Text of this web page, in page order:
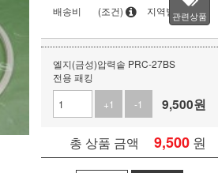
배송비
(조건) 지역별관련상품
엘지(금성)압력솥 PRC-27BS
전용 패킹
+1
-1 9,500원
총 상품 금액 9,500 원